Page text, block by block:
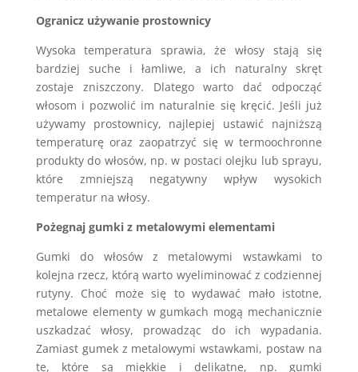
Ogranicz używanie prostownicy
Wysoka temperatura sprawia, że włosy stają się
bardziej suche i łamliwe, a ich naturalny skręt
zostaje zniszczony. Dlatego warto dać odpocząć
włosom i pozwolić im naturalnie się kręcić. Jeśli już
używamy prostownicy, najlepiej ustawić najniższą
temperaturę oraz zaopatrzyć się w termoochronne
produkty do włosów, np. w postaci olejku lub sprayu,
które zmniejszą negatywny wpływ wysokich
temperatur na włosy.
Pożegnaj gumki z metalowymi elementami
Gumki do włosów z metalowymi wstawkami to
kolejna rzecz, którą warto wyeliminować z codziennej
rutyny. Choć może się to wydawać mało istotne,
metalowe elementy w gumkach mogą mechanicznie
uszkadzać włosy, prowadząc do ich wypadania.
Zamiast gumek z metalowymi wstawkami, postaw na
te, które są miękkie i delikatne, np. gumki